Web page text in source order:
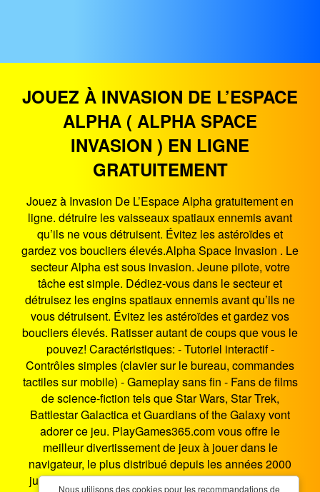
JOUEZ À INVASION DE L’ESPACE
ALPHA ( ALPHA SPACE
INVASION ) EN LIGNE
GRATUITEMENT
Jouez à Invasion De L’Espace Alpha gratuitement en
ligne. détruire les vaisseaux spatiaux ennemis avant
qu’ils ne vous détruisent. Évitez les astéroïdes et
gardez vos boucliers élevés.Alpha Space Invasion . Le
secteur Alpha est sous invasion. Jeune pilote, votre
tâche est simple. Dédiez-vous dans le secteur et
détruisez les engins spatiaux ennemis avant qu’ils ne
vous détruisent. Évitez les astéroïdes et gardez vos
boucliers élevés. Ratisser autant de coups que vous le
pouvez! Caractéristiques: - Tutoriel interactif -
Contrôles simples (clavier sur le bureau, commandes
tactiles sur mobile) - Gameplay sans fin - Fans de films
de science-fiction tels que Star Wars, Star Trek,
Battlestar Galactica et Guardians of the Galaxy vont
adorer ce jeu. PlayGames365.com vous offre le
meilleur divertissement de jeux à jouer dans le
navigateur, le plus distribué depuis les années 2000
jusqu'à maintenant. Invasion De L’Espace Alpha est
Nous utilisons des cookies pour les recommandations de